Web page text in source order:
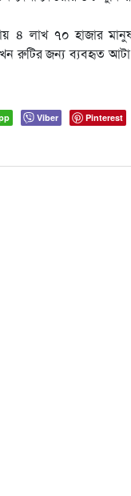
৪ লাখ ৭০ হাজার
রুটির জন্য ব্যবহৃত আটা
Viber Pinterest